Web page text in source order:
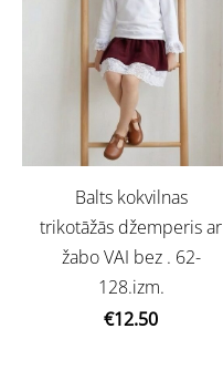
Balts kokvilnas
trikotāžās džemperis ar
žabo VAI bez . 62-
128.izm.
€12.50